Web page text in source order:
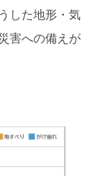
した地形・気
害への備えが